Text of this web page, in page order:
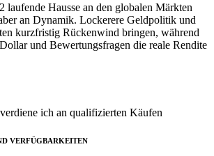
laufende Hausse an den globalen Märkten
an Dynamik. Lockerere Geldpolitik und
kurzfristig Rückenwind bringen, während
und Bewertungsfragen die reale Rendite
ich an qualifizierten Käufen
VERFÜGBARKEITEN